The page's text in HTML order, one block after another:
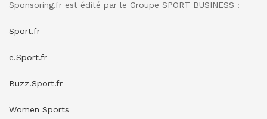
Sponsoring.fr est édité par le Groupe SPORT BUSINESS :
Sport.fr
e.Sport.fr
Buzz.Sport.fr
Women Sports